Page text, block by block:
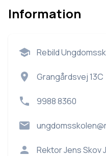
Information
Rebild
Grangårdsvej 13C
9988 8360
RektorJens Skov